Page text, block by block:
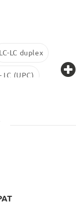
LC-LC duplex
LC (UPC)